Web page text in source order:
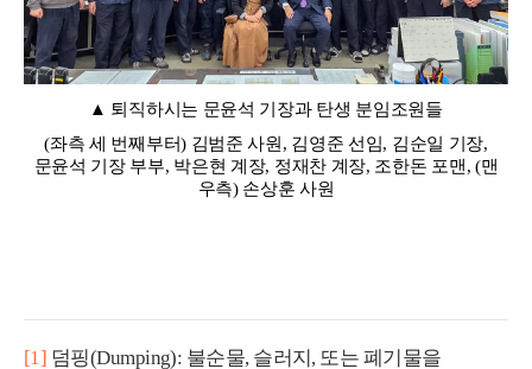
▲ 퇴직하시는 문윤석 기장과 탄생 분임조원들
(좌측 세 번째부터) 김범준 사원, 김영준 선임, 김순일 기장,
문윤석 기장 부부, 박은현 계장, 정재찬 계장, 조한돈 포맨, (맨
우측) 손상훈 사원
[1] 덤핑(Dumping): 불순물, 슬러지, 또는 폐기물을